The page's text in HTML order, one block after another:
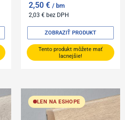
2,50€ bm
2,03€ bez DPH
Tento produkt môžete mať
lacnejšie!
ZOBRAZIŤ PRODUKT
LEN NA ESHOPE